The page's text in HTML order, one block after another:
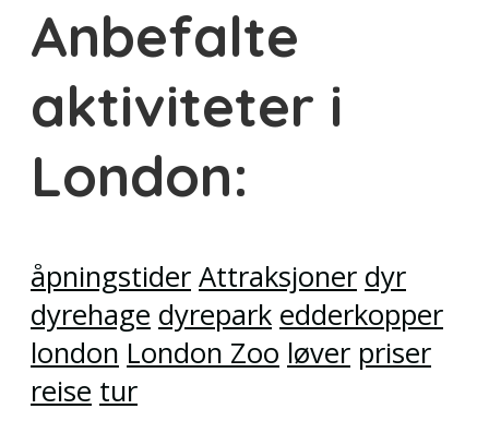
Anbefalte
aktiviteter i
London:
åpningstider Attraksjoner dyr
dyrehage dyrepark edderkopper
london London Zoo løver priser
reise tur